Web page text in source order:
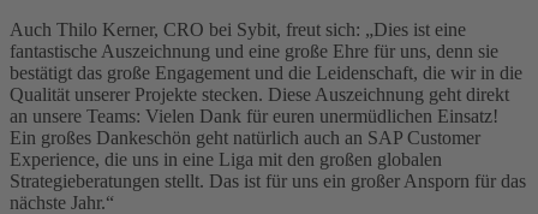
Auch Thilo Kerner, CRO bei Sybit, freut sich: „Dies ist eine
fantastische Auszeichnung und eine große Ehre für uns, denn sie
bestätigt das große Engagement und die Leidenschaft, die wir in die
Qualität unserer Projekte stecken. Diese Auszeichnung geht direkt
an unsere Teams: Vielen Dank für euren unermüdlichen Einsatz!
Ein großes Dankeschön geht natürlich auch an SAP Customer
Experience, die uns in eine Liga mit den großen globalen
Strategieberatungen stellt. Das ist für uns ein großer Ansporn für das
nächste Jahr.“